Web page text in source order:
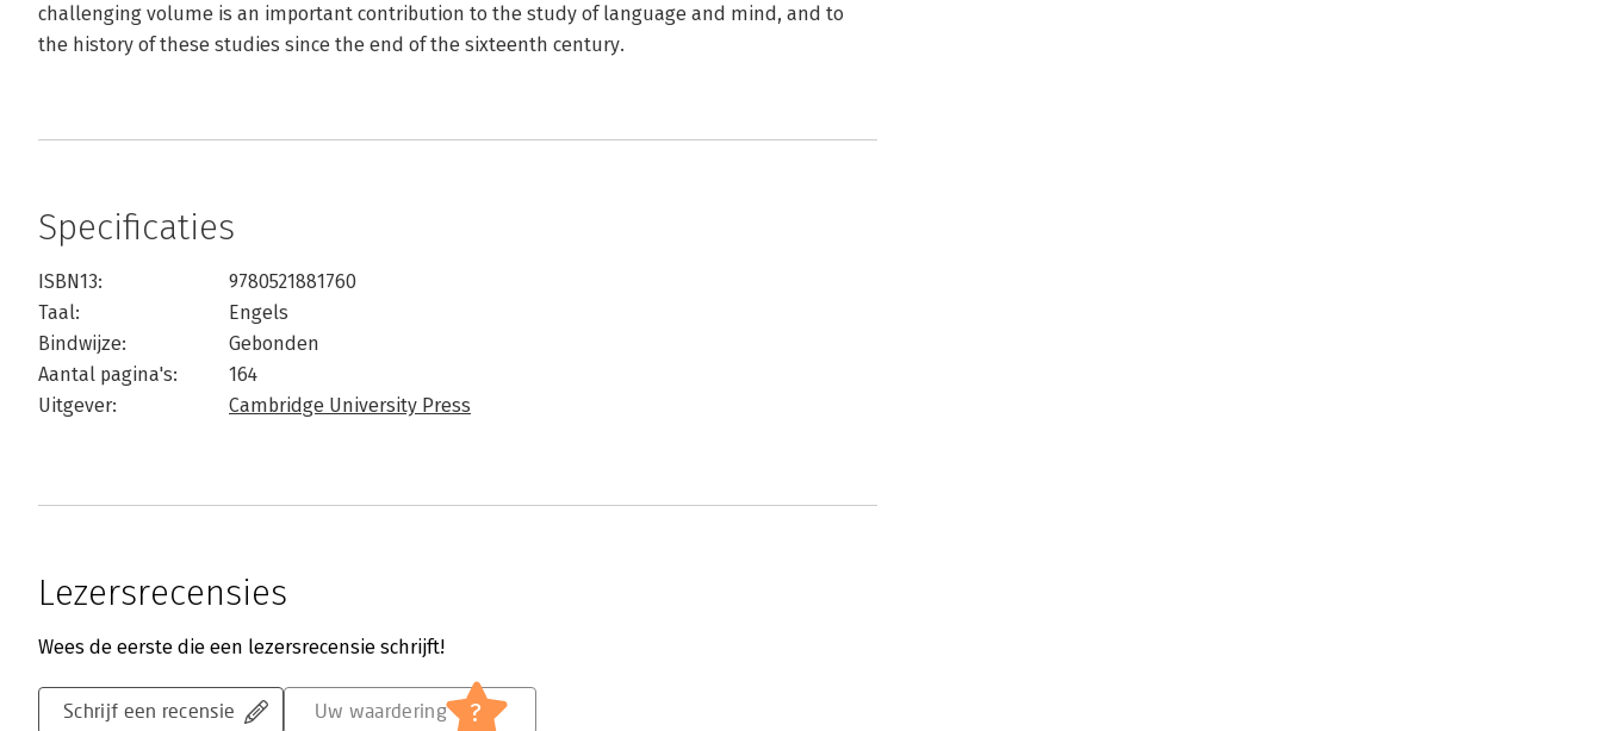
challenging volume is an important contribution to the study of language and mind, and to
the history of these studies since the end of the sixteenth century.
Specificaties
ISBN13:
9780521881760
Taal:
Engels
Bindwijze:
Gebonden
Aantal pagina's:
164
Uitgever:
Cambridge University Press
Lezersrecensies
Wees de eerste die een lezersrecensie schrijft!
Schrijf een recensie Uw waardering ?